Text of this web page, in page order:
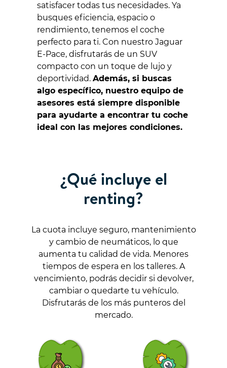
satisfacer todas tus necesidades. Ya
busques eficiencia, espacio o
rendimiento, tenemos el coche
perfecto para ti. Con nuestro Jaguar
E-Pace, disfrutarás de un SUV
compacto con un toque de lujo y
deportividad. Además, si buscas
algo específico, nuestro equipo de
asesores está siempre disponible
para ayudarte a encontrar tu coche
ideal con las mejores condiciones.
¿Qué incluye el
renting?
La cuota incluye seguro, mantenimiento
y cambio de neumáticos, lo que
aumenta tu calidad de vida. Menores
tiempos de espera en los talleres. A
vencimiento, podrás decidir si devolver,
cambiar o quedarte tu vehículo.
Disfrutarás de los más punteros del
mercado.